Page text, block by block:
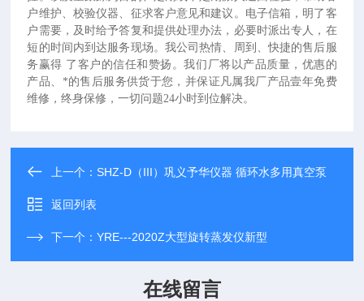
户维护、校验仪器、征求客户意见和建议。电子信箱，明了客
户需要，及时给予答复和提供处理办法，必要时派出专人，在
短的时间内到达服务现场。我公司热情、周到、快捷的售后服
务赢得 了客户的信任和赞扬。我们厂将以产品质量，优惠的
产品、*的售后服务供货于您，并保证凡属我厂产品壹年免费
维修，终身保修，一切问题24小时到位解决。
上一个：SHZ-D（III）巩义予华仪器 循环水多用真空泵
返回列表
下一个：YRE---2020Z大型旋转蒸发仪新型
在线留言